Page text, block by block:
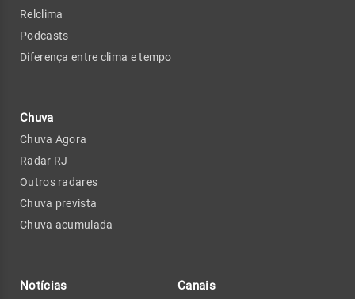
Relclima
Podcasts
Diferença entre clima e tempo
Chuva
Chuva Agora
Radar RJ
Outros radares
Chuva prevista
Chuva acumulada
Notícias Canais